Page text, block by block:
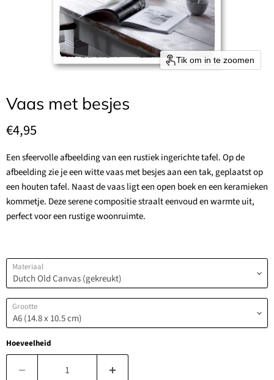
Tik om in te zoomen
Vaas met besjes
Huidige prijs
€4,95
Een sfeervolle afbeelding van een rustiek ingerichte tafel. Op de
afbeelding zie je een witte vaas met besjes aan een tak, geplaatst op
een houten tafel. Naast de vaas ligt een open boek en een keramieken
kommetje. Deze serene compositie straalt eenvoud en warmte uit,
perfect voor een rustige woonruimte.
Materiaal
Grootte
Hoeveelheid